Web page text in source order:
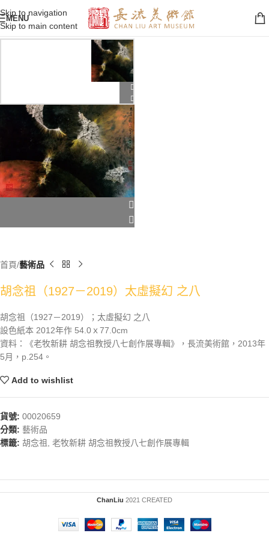
Skip to navigation
Skip to main content
MENU
首頁 藝術品
胡念祖（1927－2019）太虛擬幻 之八
胡念祖（1927－2019）；太虛擬幻 之八
設色紙本 2012年作 54.0ｘ77.0cm
資料：《老牧新耕 胡念祖教授八七創作展專輯》，長流美術館，2013年
5月，p.254。
Add to wishlist
貨號: 00020659
分類: 藝術品
標籤: 胡念祖 老牧新耕 胡念祖教授八七創作展專輯
ChanLiu 2021 CREATED